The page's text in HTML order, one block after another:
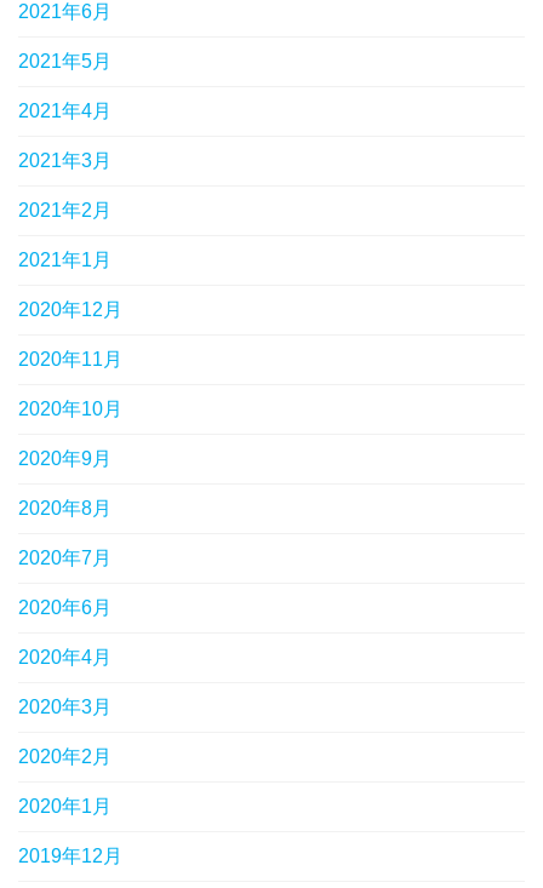
2021年6月
2021年5月
2021年4月
2021年3月
2021年2月
2021年1月
2020年12月
2020年11月
2020年10月
2020年9月
2020年8月
2020年7月
2020年6月
2020年4月
2020年3月
2020年2月
2020年1月
2019年12月